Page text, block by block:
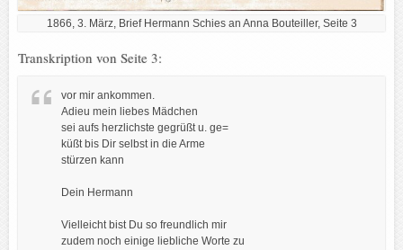
1866, 3. März, Brief Hermann Schies an Anna Bouteiller, Seite 3
Transkription von Seite 3:
vor mir ankommen.
Adieu mein liebes Mädchen
sei aufs herzlichste gegrüßt u. ge=
küßt bis Dir selbst in die Arme
stürzen kann
Dein Hermann
Vielleicht bist Du so freundlich mir
zudem noch einige liebliche Worte zu